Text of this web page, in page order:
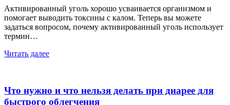
Активированный уголь хорошо усваивается организмом и
помогает выводить токсины с калом. Теперь вы можете
задаться вопросом, почему активированный уголь использует
термин…
Читать далее
Что нужно и что нельзя делать при диарее для
быстрого облегчения